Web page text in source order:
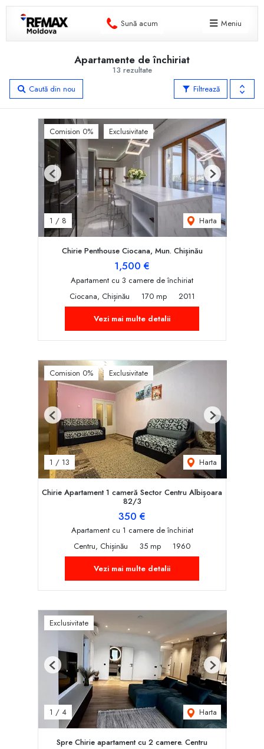
Sună acum Meniu
13 rezultate
Apartamente de închiriat
Filtrează
Caută din nou
Comision 0% Exclusivitate
1 / 8 Harta
Previous Next
Chirie Penthouse Ciocana, Mun. Chișinău
1,500 €
Apartament cu 3 camere de închiriat
Ciocana, Chișinău
170 mp
2011
Vezi mai multe detalii
Comision 0% Exclusivitate
1 / 13 Harta
Previous Next
Chirie Apartament 1 cameră Sector Centru Albișoara
82/3
350 €
Apartament cu 1 camere de închiriat
Centru, Chișinău
35 mp
1960
Vezi mai multe detalii
Exclusivitate
1 / 4 Harta
Previous Next
Spre Chirie apartament cu 2 camere. Centru